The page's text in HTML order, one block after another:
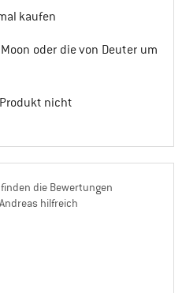
kaufen
oder die von Deuter um
nicht
finden die Bewertungen
hilfreich